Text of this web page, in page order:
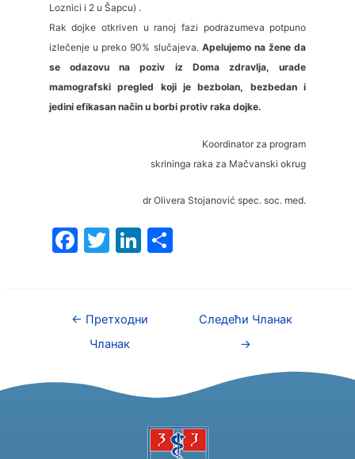
Loznici i 2 u Šapcu) .
Rak dojke otkriven u ranoj fazi podrazumeva potpuno
izlečenje u preko 90% slučajeva. Apelujemo na žene da
se odazovu na poziv iz Doma zdravlja, urade
mamografski pregled koji je bezbolan, bezbedan i
jedini efikasan način u borbi protiv raka dojke.
Koordinator za program
skrininga raka za Mačvanski okrug
dr Olivera Stojanović spec. soc. med.
F
e
b
o
T
er
Li
e
S
← Претходни
Чланак
Следећи Чланак
→